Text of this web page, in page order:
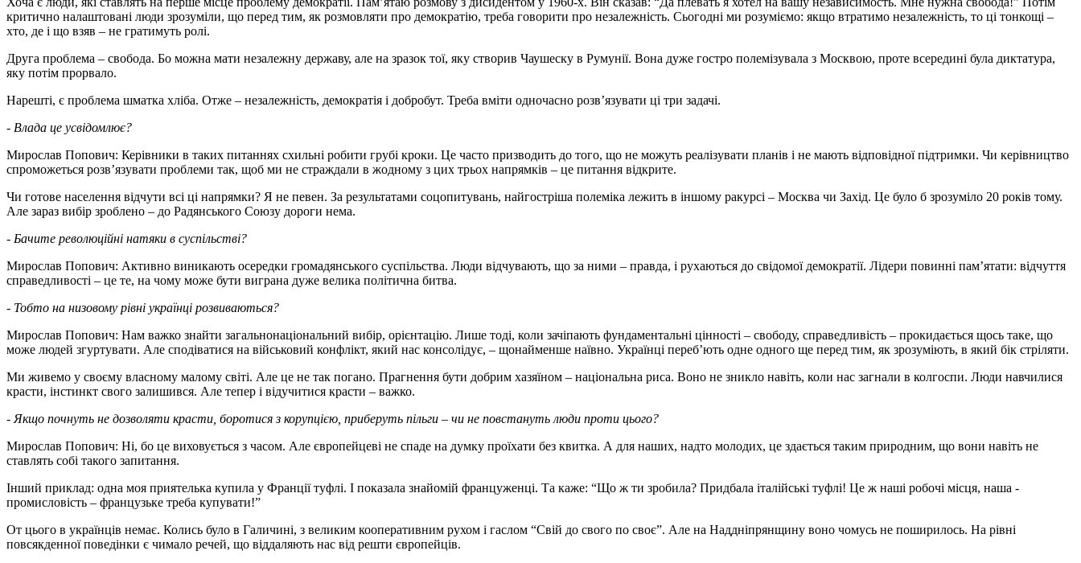
критично налаштовані люди зрозуміли, що перед тим, як розмовляти про демократію, треба говорити про незалежність. Сьогодні ми розуміємо: якщо втратимо незалежність, то ці тонкощі –
хто, де і що взяв – не гратимуть ролі.
Друга проблема – свобода. Бо можна мати незалежну державу, але на зразок тої, яку створив Чаушеску в Румунії. Вона дуже гостро полемізувала з Москвою, проте всередині була диктатура,
яку потім прорвало.
Нарешті, є проблема шматка хліба. Отже – незалежність, демократія і добробут. Треба вміти одночасно розв’язувати ці три задачі.
- Влада це усвідомлює?
Мирослав Попович: Керівники в таких питаннях схильні робити грубі кроки. Це часто призводить до того, що не можуть реалізувати планів і не мають відповідної підтримки. Чи керівництво
спроможеться розв’язувати проблеми так, щоб ми не страждали в жодному з цих трьох напрямків – це питання відкрите.
Чи готове населення відчути всі ці напрямки? Я не певен. За результатами соцопитувань, найгостріша полеміка лежить в іншому ракурсі – Москва чи Захід. Це було б зрозуміло 20 років тому.
Але зараз вибір зроблено – до Радянського Союзу дороги нема.
- Бачите революційні натяки в суспільстві?
Мирослав Попович: Активно виникають осередки громадянського суспільства. Люди відчувають, що за ними – правда, і рухаються до свідомої демократії. Лідери повинні пам’ятати: відчуття
справедливості – це те, на чому може бути виграна дуже велика політична битва.
- Тобто на низовому рівні українці розвиваються?
Мирослав Попович: Нам важко знайти загальнонаціональний вибір, орієнтацію. Лише тоді, коли зачіпають фундаментальні цінності – свободу, справедливість – прокидається щось таке, що
може людей згуртувати. Але сподіватися на військовий конфлікт, який нас консолідує, – щонайменше наївно. Українці переб’ють одне одного ще перед тим, як зрозуміють, в який бік стріляти.
Ми живемо у своєму власному малому світі. Але це не так погано. Прагнення бути добрим хазяїном – національна риса. Воно не зникло навіть, коли нас загнали в колгоспи. Люди навчилися
красти, інстинкт свого залишився. Але тепер і відучитися красти – важко.
- Якщо почнуть не дозволяти красти, боротися з корупцією, приберуть пільги – чи не повстануть люди проти цього?
Мирослав Попович: Ні, бо це виховується з часом. Але європей­цеві не спаде на думку проїхати без квитка. А для наших, надто молодих, це здається та­ким природним, що вони навіть не
ставлять собі такого запитання.
Інший приклад: одна моя приятелька купила у Франції туфлі. І показала знайомій француженці. Та каже: “Що ж ти зробила? Придбала італійські ­туфлі! Це ж наші робочі місця, наша ­
промисловість – французьке треба купувати!”
От цього в українців немає. Колись було в Галичині, з великим кооперативним рухом і гаслом “Свій до свого по своє”. Але на Наддніпрянщину воно чомусь не поширилось. На рівні
повсякденної поведінки є чимало речей, що віддаляють нас від решти європейців.